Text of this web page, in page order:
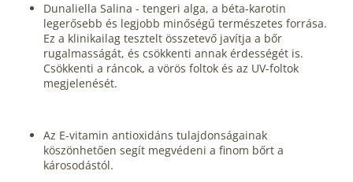
Dunaliella Salina - tengeri alga, a béta-karotin
legerősebb és legjobb minőségű természetes forrása.
Ez a klinikailag tesztelt összetevő javítja a bőr
rugalmasságát, és csökkenti annak érdességét is.
Csökkenti a ráncok, a vörös foltok és az UV-foltok
megjelenését.
Az E-vitamin antioxidáns tulajdonságainak
köszönhetően segít megvédeni a finom bőrt a
károsodástól.